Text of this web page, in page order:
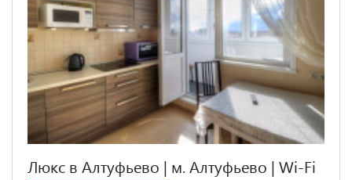
Люкс в Алтуфьево | м. Алтуфьево | Wi-Fi